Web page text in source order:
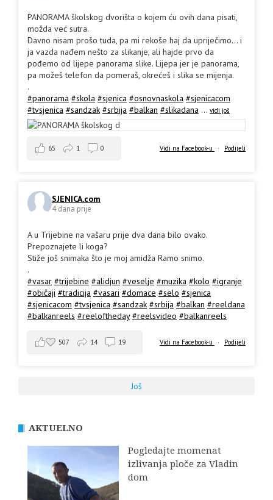
PANORAMA školskog dvorišta o kojem ću ovih dana pisati,
možda već sutra.
Davno nisam prošo tuda, pa mi rekoše haj da upriječimo... i
ja vazda nađem nešto za slikanje, ali hajde prvo da
pođemo od lijepe panorama slike. Lijepa jer je panorama,
pa možeš telefon da pomeraš, okrećeš i slika se mijenja.
.
#panorama #skola #sjenica #osnovnaskola #sjenicacom
#tvsjenica #sandzak #srbija #balkan #slikadana ... vidi još
Vidi na Facebook-u · Podijeli
65 1 0
SJENICA.com
4 dana prije
A u Trijebine na vašaru prije dva dana bilo ovako.
Prepoznajete li koga?
Stiže još snimaka što je moj amidža Ramo snimo.
.
#vasar #trijebine #alidjun #veselje #muzika #kolo #igranje
#običaji #tradicija #vasari #domace #selo #sjenica
#sjenicacom #tvsjenica #sandzak #srbija #balkan #reeldana
#balkanreels #reeloftheday #reelsvideo #balkanreels
Vidi na Facebook-u · Podijeli
507 14 19
Još
AKTUELNO
Pogledajte momenat
izlivanja ploče za Vladin
dom